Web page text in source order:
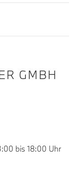
GMBH
bis 18:00 Uhr